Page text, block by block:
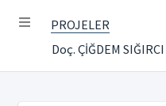
PROJELER
Doç. ÇİĞDEM SIĞIRCI